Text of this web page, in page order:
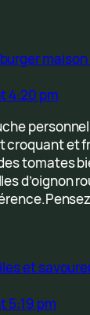
maison
4:20 pm
croquant et
tomates
d’oignon
et
5:19 pm